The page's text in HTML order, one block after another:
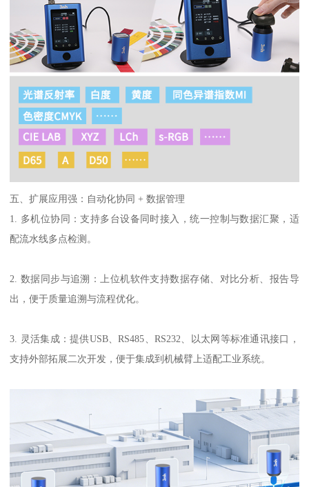
五、扩展应用强：自动化协同 + 数据管理
1. 多机位协同：支持多台设备同时接入，统一控制与数据汇聚，适
配流水线多点检测。
2. 数据同步与追溯：上位机软件支持数据存储、对比分析、报告导
出，便于质量追溯与流程优化。
3. 灵活集成：提供USB、RS485、RS232、以太网等标准通讯接口，
支持外部拓展二次开发，便于集成到机械臂上适配工业系统。